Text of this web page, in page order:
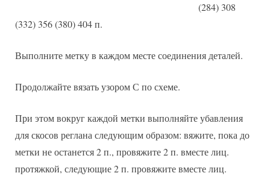
(284) 308
(332) 356 (380) 404 п.
Выполните метку в каждом месте соединения деталей.
Продолжайте вязать узором С по схеме.
При этом вокруг каждой метки выполняйте убавления
для скосов реглана следующим образом: вяжите, пока до
метки не останется 2 п., провяжите 2 п. вместе лиц.
протяжкой, следующие 2 п. провяжите вместе лиц.